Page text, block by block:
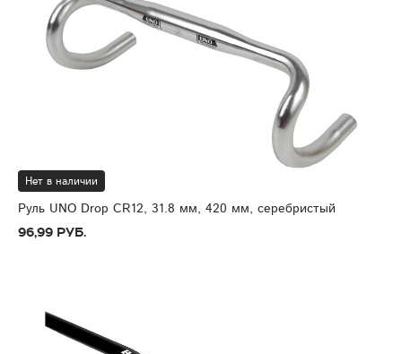
Нет в наличии
Руль UNO Drop CR12, 31.8 мм, 420 мм, серебристый
96,99 руб.